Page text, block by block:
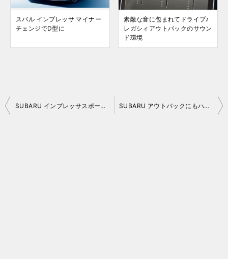
スバル インプレッサ マイナー
チェンジでD型に
素敵な音に包まれてドライブ♪
レガシィアウトバックのサウン
ド環境
投
SUBARU インプレッサスポーツ D 型試乗レポート SUBARU アウトバックにもハンズフリーリヤゲートを！